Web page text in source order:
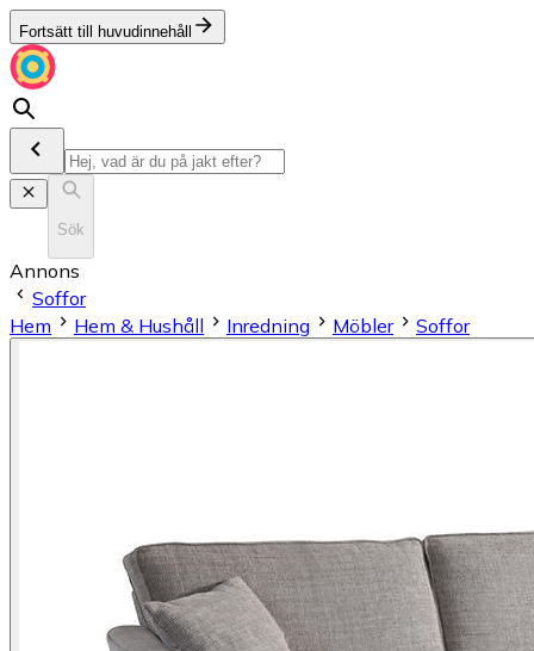
Fortsätt till huvudinnehåll
Sök
Annons
Soffor
Hem
Hem & Hushåll Inredning Möbler Soffor